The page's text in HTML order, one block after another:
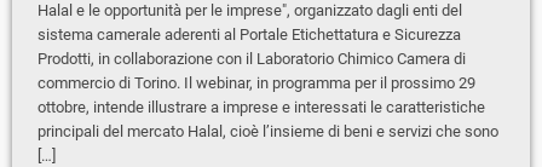
Halal e le opportunità per le imprese", organizzato dagli enti del
sistema camerale aderenti al Portale Etichettatura e Sicurezza
Prodotti, in collaborazione con il Laboratorio Chimico Camera di
commercio di Torino. Il webinar, in programma per il prossimo 29
ottobre, intende illustrare a imprese e interessati le caratteristiche
principali del mercato Halal, cioè l’insieme di beni e servizi che sono
[…]